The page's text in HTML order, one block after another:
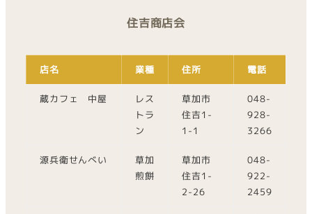
住吉商店会
店名 業種 住所 電話
蔵カフェ 中屋
レス
トラ
ン
草加市
住吉1-
1-1
048-
928-
3266
源兵衛せんべい
草加
煎餅
草加市
住吉1-
2-26
048-
922-
2459